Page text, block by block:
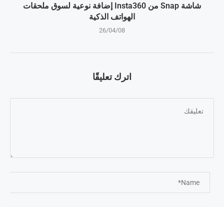
شاشة Snap من Insta360 إضافة نوعية لسوق ملحقات
الهواتف الذكية
26/04/08
اترك تعليقًا